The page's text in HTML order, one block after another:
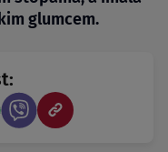
glumcem.